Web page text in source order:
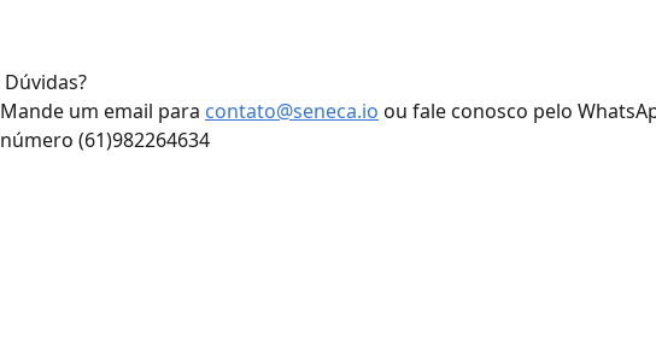
Dúvidas?
Mande um email para contato@seneca.io ou fale conosco pelo
número (61)982264634